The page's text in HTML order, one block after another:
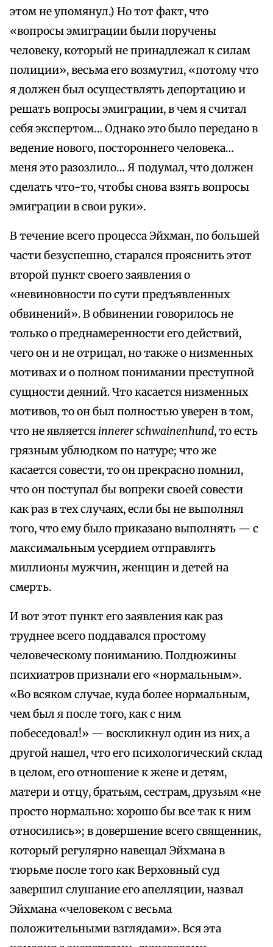
этом не упомянул.) Но тот факт, что
«вопросы эмиграции были поручены
человеку, который не принадлежал к силам
полиции», весьма его возмутил, «потому что
я должен был осуществлять депортацию и
решать вопросы эмиграции, в чем я считал
себя экспертом… Однако это было передано в
ведение нового, постороннего человека…
меня это разозлило… Я подумал, что должен
сделать что-то, чтобы снова взять вопросы
эмиграции в свои руки».
В течение всего процесса Эйхман, по большей
части безуспешно, старался прояснить этот
второй пункт своего заявления о
«невиновности по сути предъявленных
обвинений». В обвинении говорилось не
только о преднамеренности его действий,
чего он и не отрицал, но также о низменных
мотивах и о полном понимании преступной
сущности деяний. Что касается низменных
мотивов, то он был полностью уверен в том,
что не является innerer schwainenhund, то есть
грязным ублюдком по натуре; что же
касается совести, то он прекрасно помнил,
что он поступал бы вопреки своей совести
как раз в тех случаях, если бы не выполнял
того, что ему было приказано выполнять — с
максимальным усердием отправлять
миллионы мужчин, женщин и детей на
смерть.
И вот этот пункт его заявления как раз
труднее всего поддавался простому
человеческому пониманию. Полдюжины
психиатров признали его «нормальным».
«Во всяком случае, куда более нормальным,
чем был я после того, как с ним
побеседовал!» — воскликнул один из них, а
другой нашел, что его психологический склад
в целом, его отношение к жене и детям,
матери и отцу, братьям, сестрам, друзьям «не
просто нормально: хорошо бы все так к ним
относились»; в довершение всего священник,
который регулярно навещал Эйхмана в
тюрьме после того как Верховный суд
завершил слушание его апелляции, назвал
Эйхмана «человеком с весьма
положительными взглядами». Вся эта